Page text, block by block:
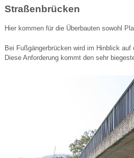
Straßenbrücken
Hier kommen für die Überbauten sowohl
Bei Fußgängerbrücken wird im Hinblick
Diese Anforderung kommt den sehr